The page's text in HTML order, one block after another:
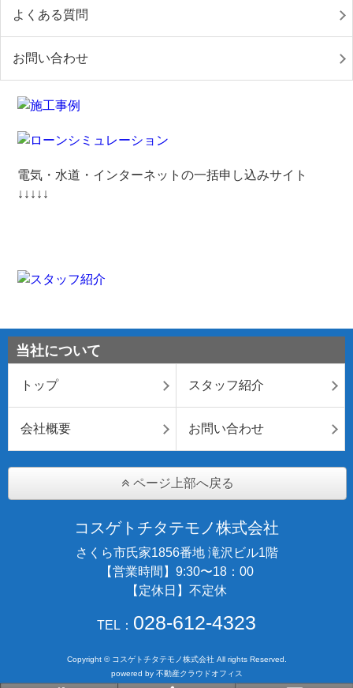
よくある質問
お問い合わせ
電気・水道・インターネットの一括申し込みサイト
↓↓↓↓↓
当社について
トップ スタッフ紹介
会社概要 お問い合わせ
ページ上部へ戻る
コスゲトチタテモノ株式会社
さくら市氏家1856番地 滝沢ビル1階
【営業時間】9:30〜18：00
【定休日】不定休
TEL： 028-612-4323
Copyright © コスゲトチタテモノ株式会社 All rights Reserved.
powered by 不動産クラウドオフィス